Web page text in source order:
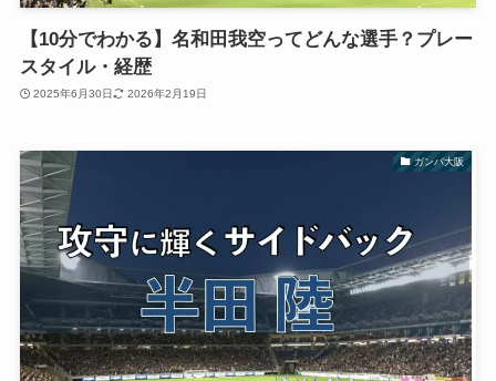
【10分でわかる】名和田我空ってどんな選手？プレー
スタイル・経歴
2025年6月30日 2026年2月19日
ガンバ大阪